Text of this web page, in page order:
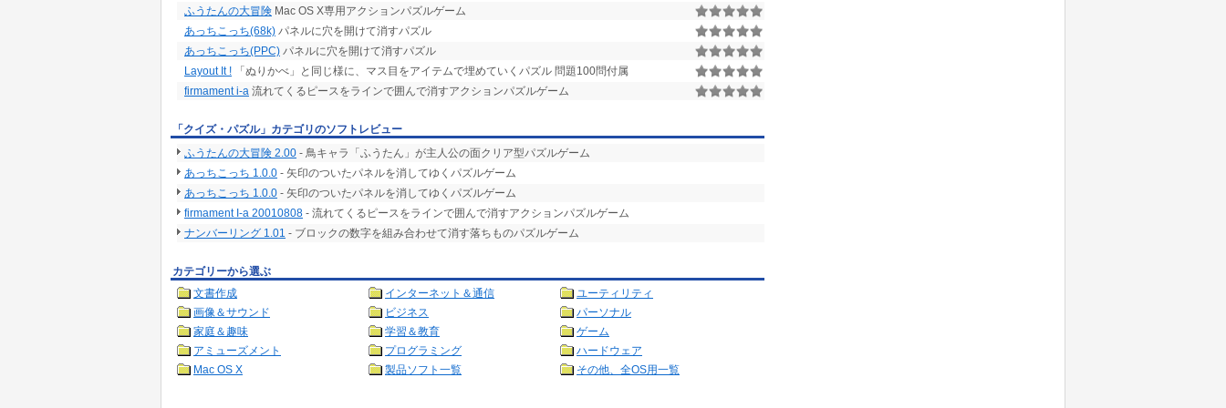
ふうたんの大冒険 Mac OS X専用アクションパズルゲーム
あっちこっち(68k) パネルに穴を開けて消すパズル
あっちこっち(PPC) パネルに穴を開けて消すパズル
Layout It ! 「ぬりかべ」と同じ様に、マス目をアイテムで埋めていくパズル 問題100問付属
firmament i-a 流れてくるピースをラインで囲んで消すアクションパズルゲーム
「クイズ・パズル」カテゴリのソフトレビュー
ふうたんの大冒険 2.00 - 鳥キャラ「ふうたん」が主人公の面クリア型パズルゲーム
あっちこっち 1.0.0 - 矢印のついたパネルを消してゆくパズルゲーム
あっちこっち 1.0.0 - 矢印のついたパネルを消してゆくパズルゲーム
firmament I-a 20010808 - 流れてくるピースをラインで囲んで消すアクションパズルゲーム
ナンバーリング 1.01 - ブロックの数字を組み合わせて消す落ちものパズルゲーム
カテゴリーから選ぶ
文書作成
インターネット＆通信
ユーティリティ
画像＆サウンド
ビジネス
パーソナル
家庭＆趣味
学習＆教育
ゲーム
アミューズメント
プログラミング
ハードウェア
Mac OS X
製品ソフト一覧 その他、全OS用一覧